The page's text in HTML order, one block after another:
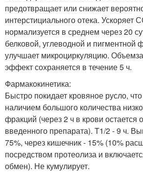
предотвращает или снижает
интерстициального отека. Ускоряет
нормализуется в среднем через 20
белковой, углеводной и пигментной
улучшает микроциркуляцию.
эффект сохраняется в течение 5 ч.
Фармакокинетика:
Быстро покидает кровяное русло,
наличием большого количества
фракций (через 2 ч в крови остается
введенного препарата). T1/2 - 9 ч.
75%, через кишечник - 15% (10%
посредством протеолиза и
обмен). Не кумулирует.